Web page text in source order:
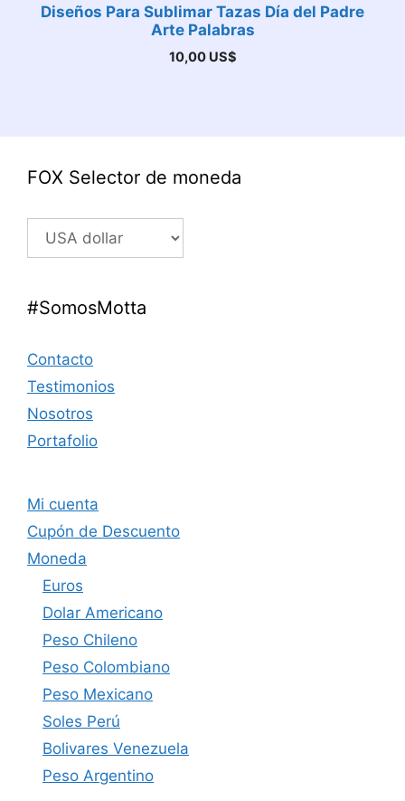
Diseños Para Sublimar Tazas Día del Padre
Arte Palabras
10,00 US$
FOX Selector de moneda
#SomosMotta
Contacto
Testimonios
Nosotros
Portafolio
Mi cuenta
Cupón de Descuento
Moneda
Euros
Dolar Americano
Peso Chileno
Peso Colombiano
Peso Mexicano
Soles Perú
Bolivares Venezuela
Peso Argentino